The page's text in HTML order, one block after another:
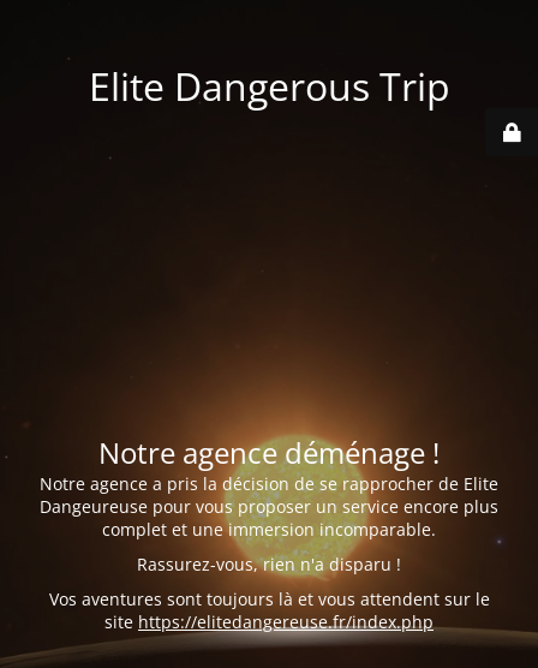
Elite Dangerous Trip
Notre agence déménage !
Notre agence a pris la décision de se rapprocher de Elite
Dangeureuse pour vous proposer un service encore plus
complet et une immersion incomparable.
Rassurez-vous, rien n'a disparu !
Vos aventures sont toujours là et vous attendent sur le
site https://elitedangereuse.fr/index.php